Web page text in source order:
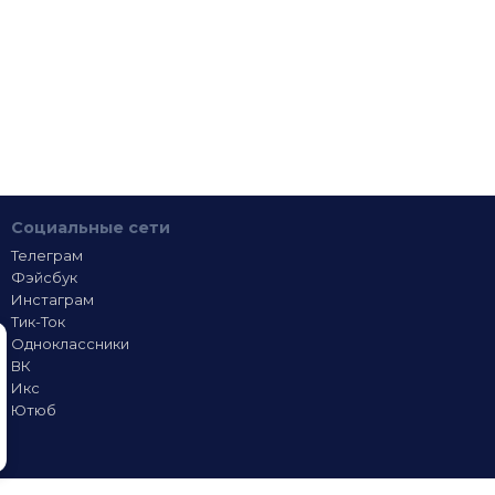
Социальные сети
Телеграм
Фэйсбук
Инстаграм
Тик-Ток
Одноклассники
ВК
Икс
Ютюб